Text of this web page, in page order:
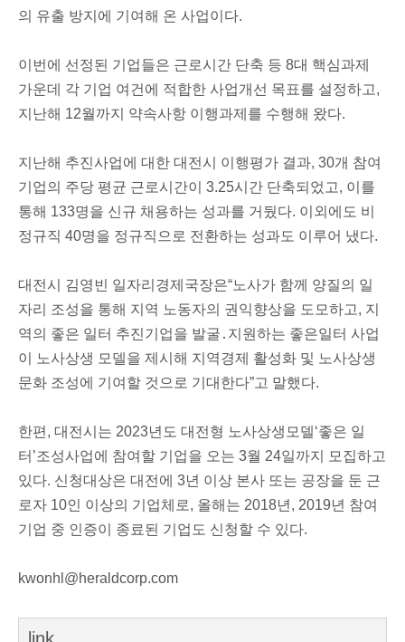
의 유출 방지에 기여해 온 사업이다.
이번에 선정된 기업들은 근로시간 단축 등 8대 핵심과제
가운데 각 기업 여건에 적합한 사업개선 목표를 설정하고,
지난해 12월까지 약속사항 이행과제를 수행해 왔다.
지난해 추진사업에 대한 대전시 이행평가 결과, 30개 참여
기업의 주당 평균 근로시간이 3.25시간 단축되었고, 이를
통해 133명을 신규 채용하는 성과를 거뒀다. 이외에도 비
정규직 40명을 정규직으로 전환하는 성과도 이루어 냈다.
대전시 김영빈 일자리경제국장은“노사가 함께 양질의 일
자리 조성을 통해 지역 노동자의 권익향상을 도모하고, 지
역의 좋은 일터 추진기업을 발굴․지원하는 좋은일터 사업
이 노사상생 모델을 제시해 지역경제 활성화 및 노사상생
문화 조성에 기여할 것으로 기대한다”고 말했다.
한편, 대전시는 2023년도 대전형 노사상생모델‘좋은 일
터’조성사업에 참여할 기업을 오는 3월 24일까지 모집하고
있다. 신청대상은 대전에 3년 이상 본사 또는 공장을 둔 근
로자 10인 이상의 기업체로, 올해는 2018년, 2019년 참여
기업 중 인증이 종료된 기업도 신청할 수 있다.
kwonhl@heraldcorp.com